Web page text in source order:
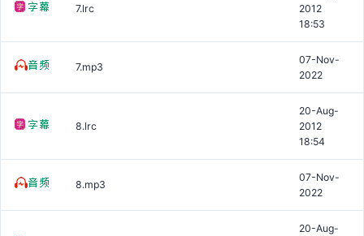
7.lrc
2012
18:53
7.mp3
07-Nov-
2022
8.lrc
20-Aug-
2012
18:54
8.mp3
07-Nov-
2022
20-Aug-